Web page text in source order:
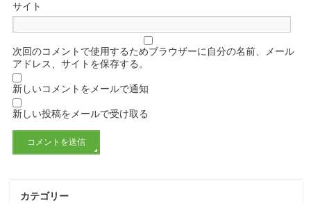
サイト
次回のコメントで使用するためブラウザーに自分の名前、メール
アドレス、サイトを保存する。
新しいコメントをメールで通知
新しい投稿をメールで受け取る
カテゴリー